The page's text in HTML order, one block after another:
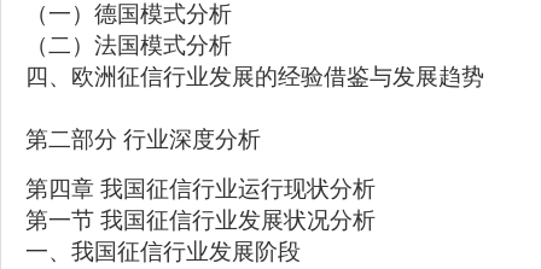
（一）德国模式分析
（二）法国模式分析
四、欧洲征信行业发展的经验借鉴与发展趋势
第二部分 行业深度分析
第四章 我国征信行业运行现状分析
第一节 我国征信行业发展状况分析
一、我国征信行业发展阶段